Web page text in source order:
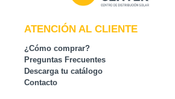
ATENCIÓN AL CLIENTE
¿Cómo comprar?
Preguntas Frecuentes
Descarga tu catálogo
Contacto